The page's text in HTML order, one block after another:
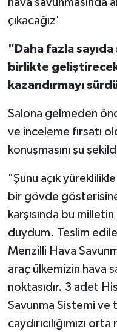
"Daha fazla
birlikte
kazandırmayı
Salona gelmeden
ve inceleme fırsatı
konuşmasını şu
"Şunu açık
bir gövde
karşısında bu
duydum. Teslim
Menzilli Hava
araç ülkemizin hava
noktasıdır. 3 adet
Savunma Sistemi ve
caydırıcılığımızı